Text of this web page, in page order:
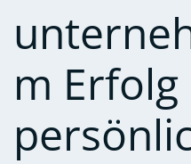
m